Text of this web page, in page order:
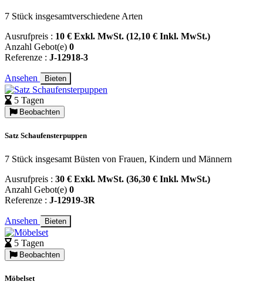
7 Stück insgesamtverschiedene Arten
Ausrufpreis : 10 € Exkl. MwSt. (12,10 € Inkl. MwSt.)
Anzahl Gebot(e) 0
Referenze : J-12918-3
Ansehen Bieten
5 Tagen
Beobachten
Satz Schaufensterpuppen
7 Stück insgesamt Büsten von Frauen, Kindern und Männern
Ausrufpreis : 30 € Exkl. MwSt. (36,30 € Inkl. MwSt.)
Anzahl Gebot(e) 0
Referenze : J-12919-3R
Ansehen Bieten
5 Tagen
Beobachten
Möbelset